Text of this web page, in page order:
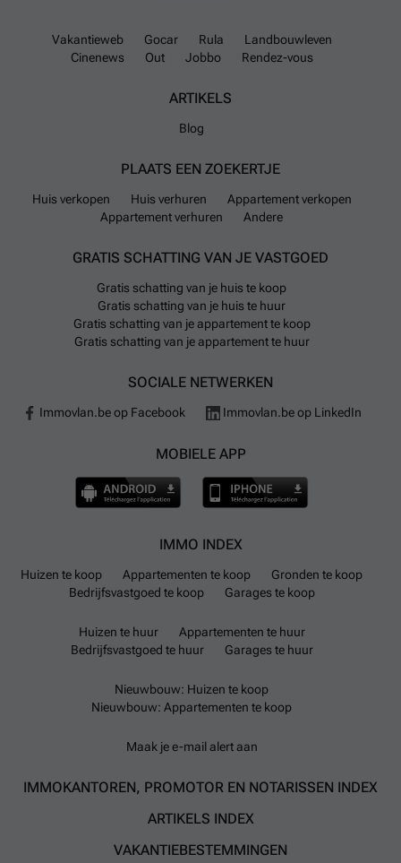
Vakantieweb Gocar Rula
Landbouwleven
Cinenews
Out Jobbo Rendez-vous
ARTIKELS
Blog
PLAATS EEN ZOEKERTJE
Huis verkopen Huis verhuren
Appartement verkopen
Appartement verhuren
Andere
GRATIS SCHATTING VAN JE VASTGOED
Gratis schatting van je huis te koop
Gratis schatting van je huis te huur
Gratis schatting van je appartement te koop
Gratis schatting van je appartement te huur
SOCIALE NETWERKEN
Immovlan.be op Facebook Immovlan.be op LinkedIn
MOBIELE APP
IMMO INDEX
Huizen te koop Appartementen te koop
Gronden te koop
Bedrijfsvastgoed te koop
Garages te koop
Huizen te huur
Appartementen te huur
Bedrijfsvastgoed te huur
Garages te huur
Nieuwbouw: Huizen te koop
Nieuwbouw: Appartementen te koop
Maak je e-mail alert aan
IMMOKANTOREN, PROMOTOR EN NOTARISSEN INDEX
ARTIKELS INDEX
VAKANTIEBESTEMMINGEN